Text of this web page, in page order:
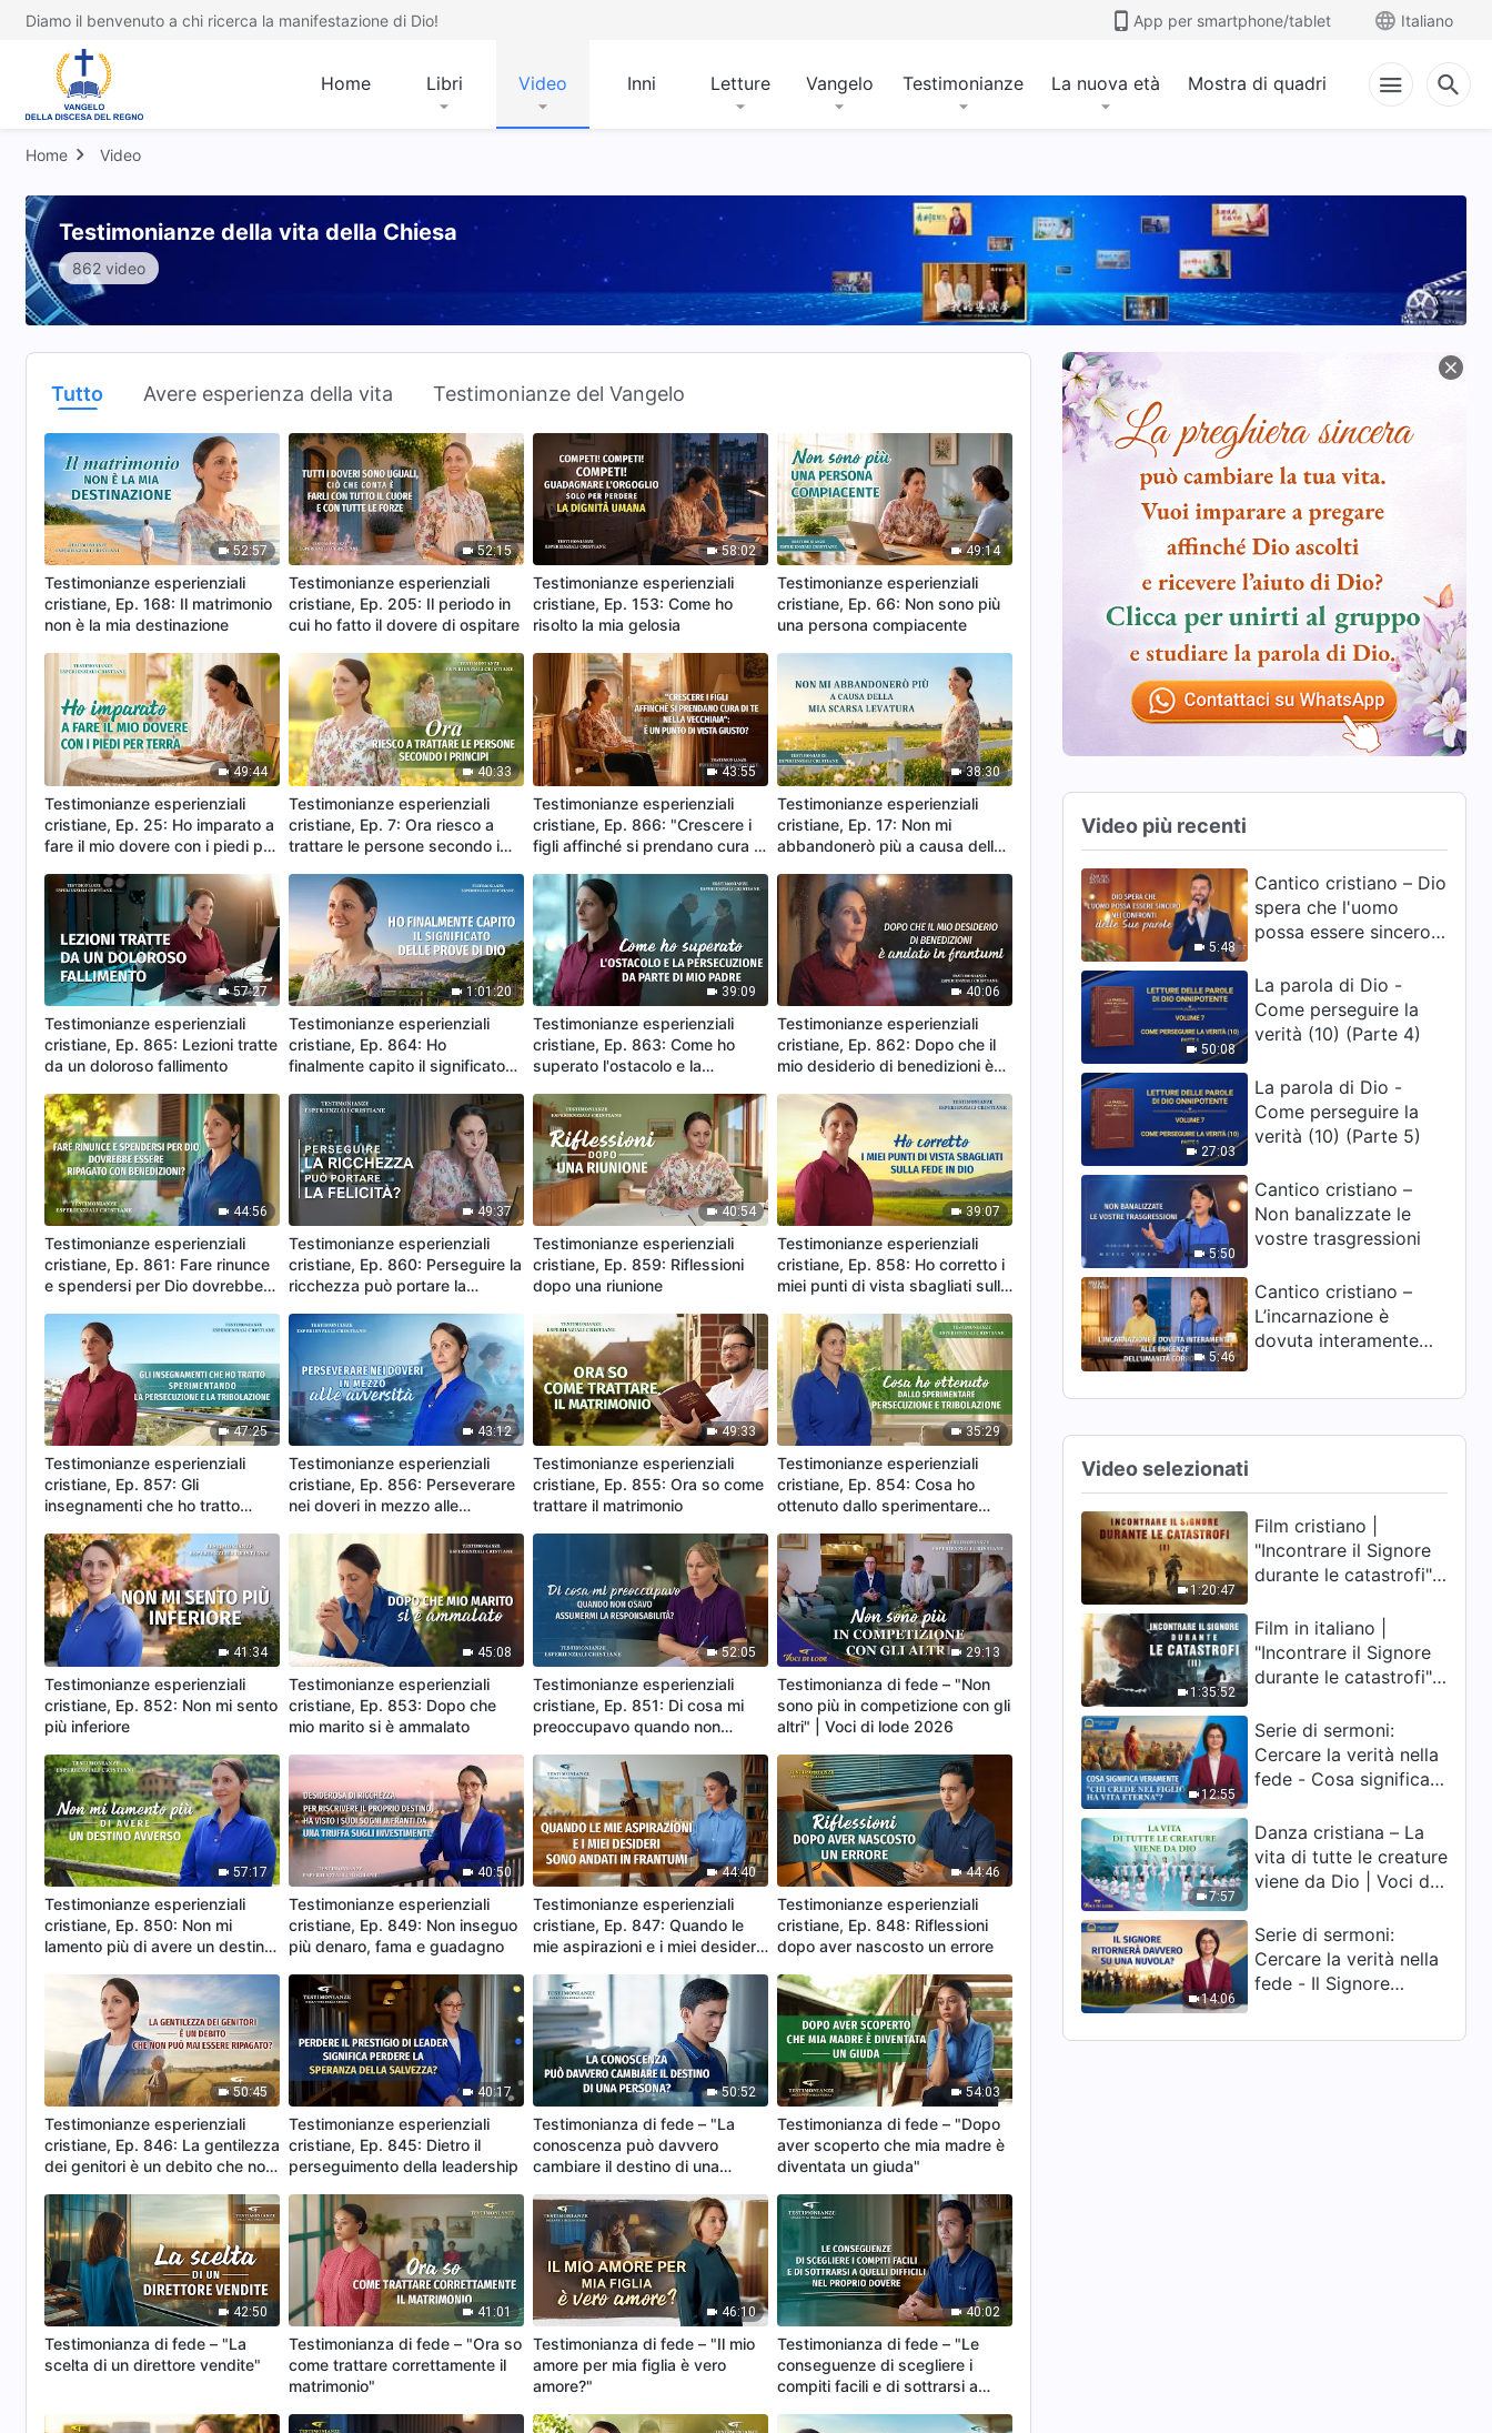
Diamo il benvenuto a chi ricerca la manifestazione di Dio! App per smartphone/tablet Italiano
Home Libri Video Inni Letture Vangelo Testimonianze La nuova età Mostra di quadri
Home Video
Testimonianze della vita della Chiesa
862 video
Tutto Avere esperienza della vita Testimonianze del Vangelo
52:57
Testimonianze esperienziali
cristiane, Ep. 168: Il matrimonio
non è la mia destinazione
52:15
Testimonianze esperienziali
cristiane, Ep. 205: Il periodo in
cui ho fatto il dovere di ospitare
58:02
Testimonianze esperienziali
cristiane, Ep. 153: Come ho
risolto la mia gelosia
49:14
Testimonianze esperienziali
cristiane, Ep. 66: Non sono più
una persona compiacente
49:44
Testimonianze esperienziali
cristiane, Ep. 25: Ho imparato a
fare il mio dovere con i piedi per
40:33
Testimonianze esperienziali
cristiane, Ep. 7: Ora riesco a
trattare le persone secondo i
43:55
Testimonianze esperienziali
cristiane, Ep. 866: "Crescere i
figli affinché si prendano cura di
di vista giusto?
38:30
Testimonianze esperienziali
cristiane, Ep. 17: Non mi
abbandonerò più a causa della
57:27
Testimonianze esperienziali
cristiane, Ep. 865: Lezioni tratte
da un doloroso fallimento
1:01:20
Testimonianze esperienziali
cristiane, Ep. 864: Ho
finalmente capito il significato
39:09
Testimonianze esperienziali
cristiane, Ep. 863: Come ho
superato l'ostacolo e la
padre
40:06
Testimonianze esperienziali
cristiane, Ep. 862: Dopo che il
mio desiderio di benedizioni è
44:56
Testimonianze esperienziali
cristiane, Ep. 861: Fare rinunce
e spendersi per Dio dovrebbe
benedizioni?
49:37
Testimonianze esperienziali
cristiane, Ep. 860: Perseguire la
ricchezza può portare la
40:54
Testimonianze esperienziali
cristiane, Ep. 859: Riflessioni
dopo una riunione
39:07
Testimonianze esperienziali
cristiane, Ep. 858: Ho corretto i
miei punti di vista sbagliati sulla
47:25
Testimonianze esperienziali
cristiane, Ep. 857: Gli
insegnamenti che ho tratto
e la tribolazione
43:12
Testimonianze esperienziali
cristiane, Ep. 856: Perseverare
nei doveri in mezzo alle
49:33
Testimonianze esperienziali
cristiane, Ep. 855: Ora so come
trattare il matrimonio
35:29
Testimonianze esperienziali
cristiane, Ep. 854: Cosa ho
ottenuto dallo sperimentare
41:34
Testimonianze esperienziali
cristiane, Ep. 852: Non mi sento
più inferiore
45:08
Testimonianze esperienziali
cristiane, Ep. 853: Dopo che
mio marito si è ammalato
52:05
Testimonianze esperienziali
cristiane, Ep. 851: Di cosa mi
preoccupavo quando non
responsabilità?
29:13
Testimonianza di fede – "Non
sono più in competizione con gli
altri" | Voci di lode 2026
57:17
Testimonianze esperienziali
cristiane, Ep. 850: Non mi
lamento più di avere un destino
40:50
Testimonianze esperienziali
cristiane, Ep. 849: Non inseguo
più denaro, fama e guadagno
44:40
Testimonianze esperienziali
cristiane, Ep. 847: Quando le
mie aspirazioni e i miei desideri
44:46
Testimonianze esperienziali
cristiane, Ep. 848: Riflessioni
dopo aver nascosto un errore
50:45
Testimonianze esperienziali
cristiane, Ep. 846: La gentilezza
dei genitori è un debito che non
40:17
Testimonianze esperienziali
cristiane, Ep. 845: Dietro il
perseguimento della leadership
50:52
Testimonianza di fede – "La
conoscenza può davvero
cambiare il destino di una
54:03
Testimonianza di fede – "Dopo
aver scoperto che mia madre è
diventata un giuda"
42:50
Testimonianza di fede – "La
scelta di un direttore vendite"
41:01
Testimonianza di fede – "Ora so
come trattare correttamente il
matrimonio"
46:10
Testimonianza di fede – "Il mio
amore per mia figlia è vero
amore?"
40:02
Testimonianza di fede – "Le
conseguenze di scegliere i
compiti facili e di sottrarsi a
Video più recenti
5:48
Cantico cristiano – Dio
spera che l'uomo
possa essere sincero
parole
50:08
La parola di Dio -
Come perseguire la
verità (10) (Parte 4)
27:03
La parola di Dio -
Come perseguire la
verità (10) (Parte 5)
5:50
Cantico cristiano –
Non banalizzate le
vostre trasgressioni
5:46
Cantico cristiano –
L’incarnazione è
dovuta interamente
Video selezionati
1:20:47
Film cristiano |
"Incontrare il Signore
durante le catastrofi"
Terra, è sull'orlo del
precipizio, dove è
diretta l'umanità?
1:35:52
Film in italiano |
"Incontrare il Signore
durante le catastrofi"
ultimi giorni arrivano.
Come possiamo
entrare nel Regno di
12:55
Serie di sermoni:
Cercare la verità nella
fede - Cosa significa
nel Figlio ha vita
eterna"?
7:57
Danza cristiana – La
vita di tutte le creature
viene da Dio | Voci di
14:06
Serie di sermoni:
Cercare la verità nella
fede - Il Signore